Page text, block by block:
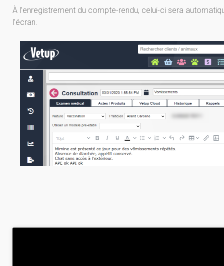
À l’enregistrement du compte-rendu, celui-ci sera
l’écran.